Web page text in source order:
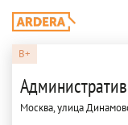
B+
Москва, улица